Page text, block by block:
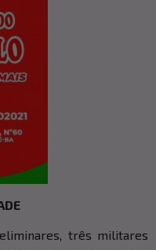
três militares